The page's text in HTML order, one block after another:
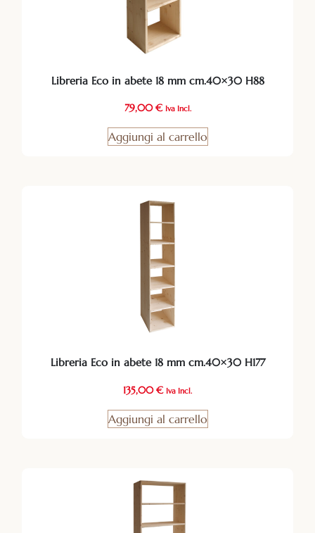
Libreria Eco in abete 18 mm cm.40×30 H88
79,00€ Iva Incl.
Aggiungi al carrello
Libreria Eco in abete 18 mm cm.40×30 H177
135,00€ Iva Incl.
Aggiungi al carrello